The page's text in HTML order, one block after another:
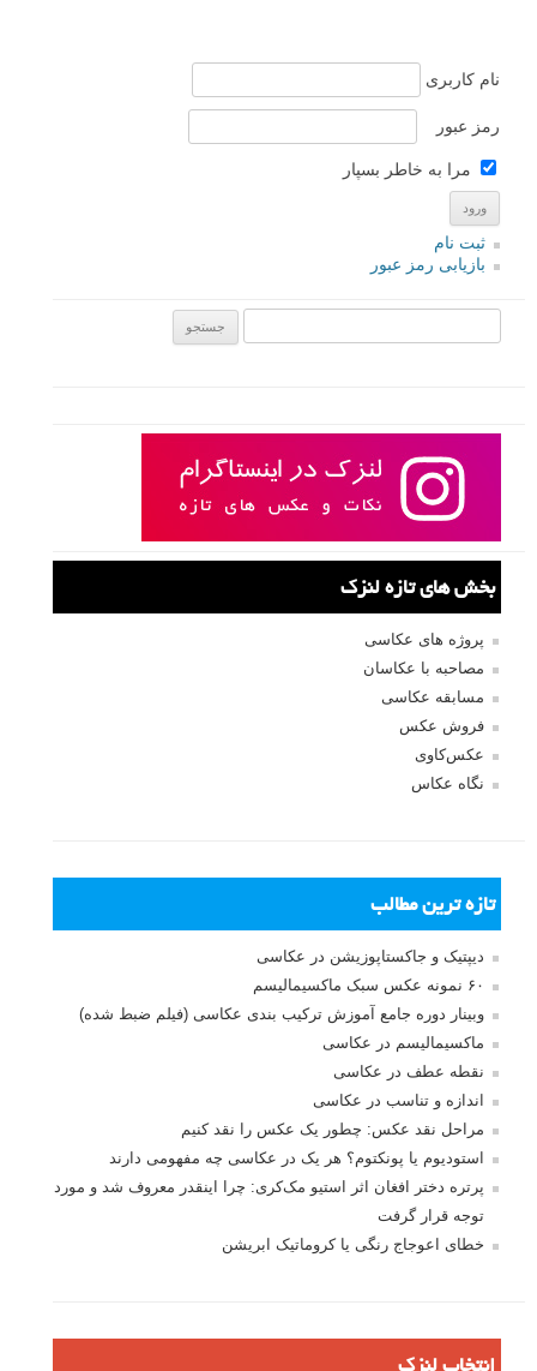
نام کاربری
رمز عبور
مرا به خاطر بسپار
ثبت نام
بازیابی رمز عبور
بخش های تازه لنزک
پروژه های عکاسی
مصاحبه با عکاسان
مسابقه عکاسی
فروش عکس
عکس‌کاوی
نگاه عکاس
تازه ترین مطالب
دیپتیک و جاکستا‌پوزیشن در عکاسی
۶۰ نمونه عکس سبک ماکسیمالیسم
وبینار دوره جامع آموزش ترکیب بندی عکاسی (فیلم ضبط شده)
ماکسیمالیسم در عکاسی
نقطه عطف در عکاسی
اندازه و تناسب در عکاسی
مراحل نقد عکس: چطور یک عکس را نقد کنیم
استودیوم یا پونکتوم؟ هر یک در عکاسی چه مفهومی دارند
پرتره دختر افغان اثر استیو مک‌کری: چرا اینقدر معروف شد و مورد
توجه قرار گرفت
خطای اعوجاج رنگی یا کروماتیک ابریشن